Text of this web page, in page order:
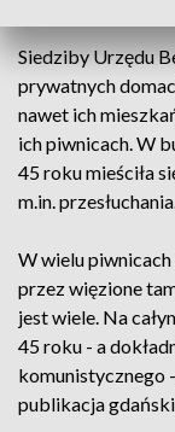
Siedziby Urzędu
prywatnych
nawet ich
ich piwnicach. W
45 roku mieściła
m.in.
W wielu piwnicach
przez więzione
jest wiele. Na
45 roku - a
komunistycznego
publikacja